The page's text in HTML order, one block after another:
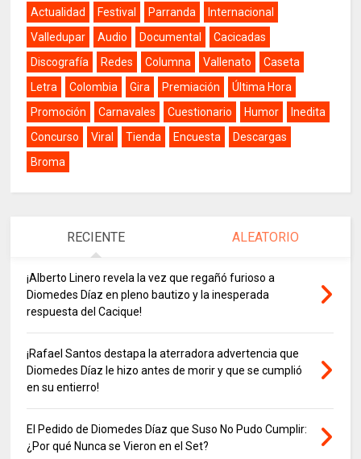
Actualidad
Festival Parranda
Internacional
Valledupar
Audio Documental
Cacicadas
Discografía
Redes Columna Vallenato
Caseta
Letra
Colombia Gira Premiación
Última Hora
Promoción
Carnavales Cuestionario Humor
Inedita
Concurso
Viral Tienda Encuesta
Descargas
Broma
RECIENTE ALEATORIO
¡Alberto Linero revela la vez que regañó furioso a
Diomedes Díaz en pleno bautizo y la inesperada
respuesta del Cacique!
¡Rafael Santos destapa la aterradora advertencia que
Diomedes Díaz le hizo antes de morir y que se cumplió
en su entierro!
El Pedido de Diomedes Díaz que Suso No Pudo Cumplir:
¿Por qué Nunca se Vieron en el Set?